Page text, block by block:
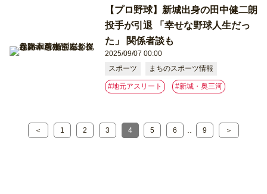
【プロ野球】新城出身の田中健二朗
投手が引退 「幸せな野球人生だっ
た」 関係者談も
2025/09/07 00:00
スポーツ
まちのスポーツ情報
#地元アスリート #新城・奥三河
＜ 1 2 3 4 5 6 9 ＞